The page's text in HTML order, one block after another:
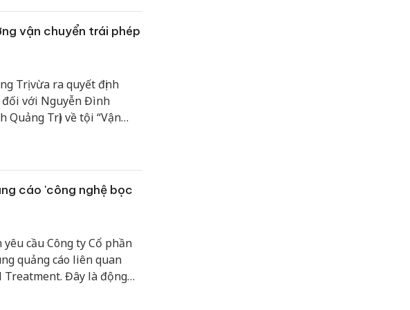
nghiệp.
vận chuyển trái phép
Trị vừa ra quyết định
đối với Nguyễn Đình
Quảng Trị) về tội “Vận
cáo 'công nghệ bọc
cầu Công ty Cổ phần
quảng cáo liên quan
Treatment. Đây là động